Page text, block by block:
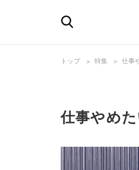
トップ 特集 仕事
仕事やめ